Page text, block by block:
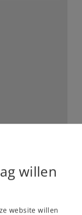
willen
website willen